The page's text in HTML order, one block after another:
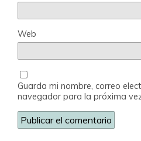
Web
Guarda mi nombre, correo
navegador para la próxima